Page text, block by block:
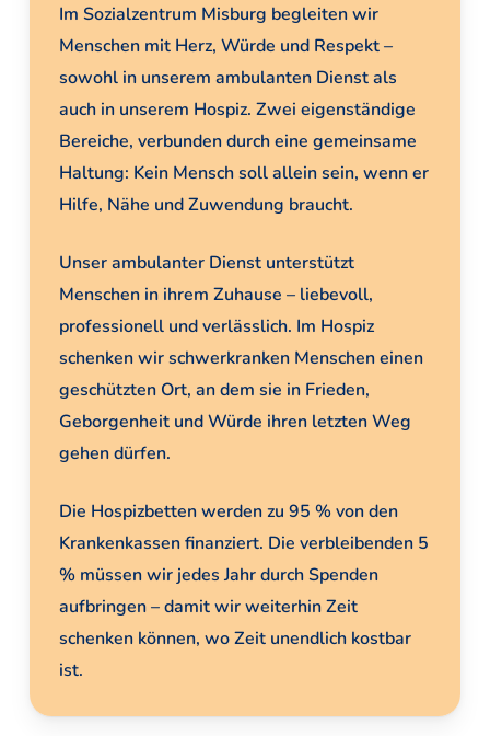
Im Sozialzentrum Misburg begleiten wir
Menschen mit Herz, Würde und Respekt –
sowohl in unserem ambulanten Dienst als
auch in unserem Hospiz. Zwei eigenständige
Bereiche, verbunden durch eine gemeinsame
Haltung: Kein Mensch soll allein sein, wenn er
Hilfe, Nähe und Zuwendung braucht.
Unser ambulanter Dienst unterstützt
Menschen in ihrem Zuhause – liebevoll,
professionell und verlässlich. Im Hospiz
schenken wir schwerkranken Menschen einen
geschützten Ort, an dem sie in Frieden,
Geborgenheit und Würde ihren letzten Weg
gehen dürfen.
Die Hospizbetten werden zu 95 % von den
Krankenkassen finanziert. Die verbleibenden 5
% müssen wir jedes Jahr durch Spenden
aufbringen – damit wir weiterhin Zeit
schenken können, wo Zeit unendlich kostbar
ist.